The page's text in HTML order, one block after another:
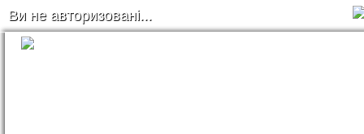
Ви не авторизовані...